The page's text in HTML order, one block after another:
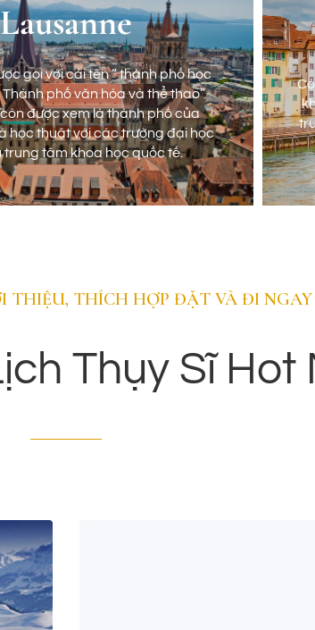
là
Thành phố này sở hữu nhiều
trong đó có nhiều lâu đài và
Lausanne
gọi với cái tên “ thành phố học
Thành phố văn hóa và thể thao”.
được xem là thành phố của
học thuật với các trường đại học
trung tâm khoa học quốc tế.
được xem là thành phố của
học thuật với các trường đại học
THIỆU, THÍCH HỢP ĐẶT VÀ ĐI NGAY
Thụy Sĩ Hot